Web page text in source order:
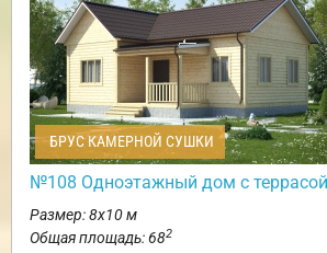
БРУС КАМЕРНОЙ СУШКИ
№108 Одноэтажный дом с
Размер: 8х10 м
Общая площадь: 682